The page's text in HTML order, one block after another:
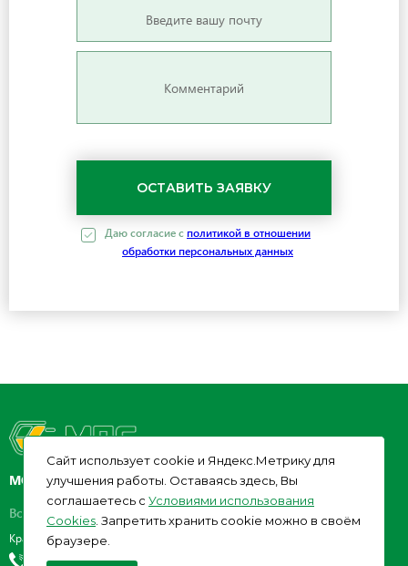
Даю согласие c политикой в отношении
обработки персональных данных
МОНТАЖПРОМСТРОЙ
Все права защищены. 2026 год.
Краснодар, ул. Рашпилевская, 92
Cайт использует cookie и Яндекс.Метрику для
улучшения работы. Оставаясь здесь, Вы
соглашаетесь с Условиями использования
Cookies . Запретить хранить cookie можно в своём
браузере.